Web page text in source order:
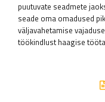
puutuvate seadmete
seade oma omadused
väljavahetamise
töökindlust haagise